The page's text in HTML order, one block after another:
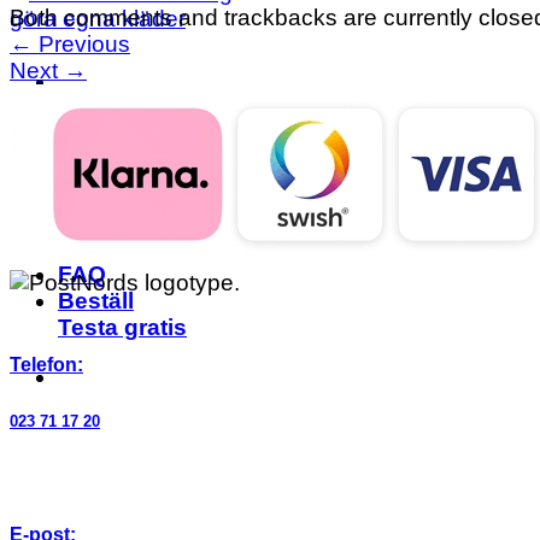
Våra Kurser
Alla kan sy
Rita egna mönster
Om skolan
FAQ
Beställ
Testa gratis
Both comments and trackbacks are currently
← Previous
Next →
Telefon:
023 71 17 20
E-post: